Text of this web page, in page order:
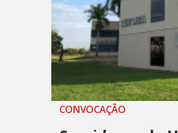
CONVOCAÇÃO